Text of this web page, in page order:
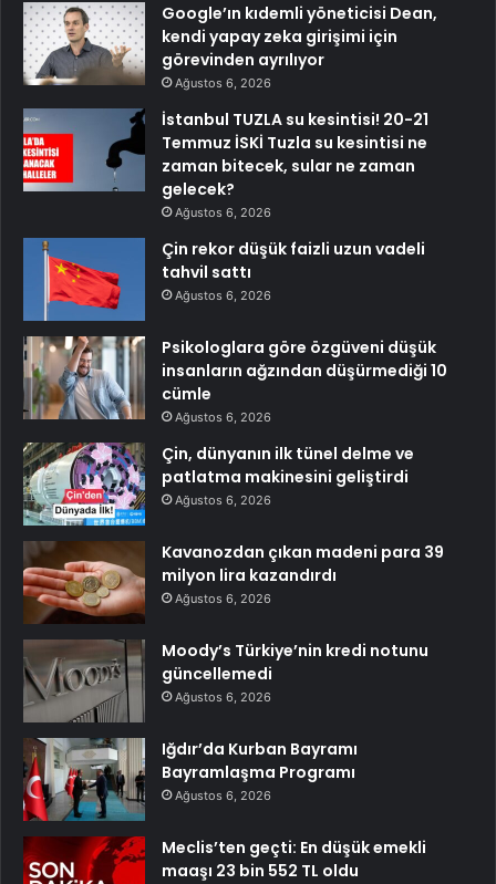
Google’ın kıdemli yöneticisi Dean,
kendi yapay zeka girişimi için
görevinden ayrılıyor
Ağustos 6, 2026
İstanbul TUZLA su kesintisi! 20-21
Temmuz İSKİ Tuzla su kesintisi ne
zaman bitecek, sular ne zaman
gelecek?
Ağustos 6, 2026
Çin rekor düşük faizli uzun vadeli
tahvil sattı
Ağustos 6, 2026
Psikologlara göre özgüveni düşük
insanların ağzından düşürmediği 10
cümle
Ağustos 6, 2026
Çin, dünyanın ilk tünel delme ve
patlatma makinesini geliştirdi
Ağustos 6, 2026
Kavanozdan çıkan madeni para 39
milyon lira kazandırdı
Ağustos 6, 2026
Moody’s Türkiye’nin kredi notunu
güncellemedi
Ağustos 6, 2026
Iğdır’da Kurban Bayramı
Bayramlaşma Programı
Ağustos 6, 2026
Meclis’ten geçti: En düşük emekli
maaşı 23 bin 552 TL oldu